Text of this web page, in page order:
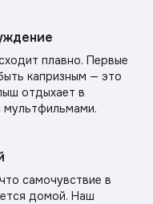
плавно. Первые
капризным — это
отдыхает в
мультфильмами.
самочувствие в
домой. Наш